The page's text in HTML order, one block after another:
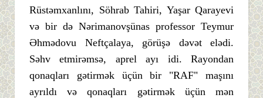
Rüstəmxanlını, Söhrab Tahiri, Yaşar Qarayevi
və bir də Nərimanovşünas professor Teymur
Əhmədovu Neftçalaya, görüşə dəvət elədi.
Səhv etmirəmsə, aprel ayı idi. Rayondan
qonaqları gətirmək üçün bir "RAF" maşını
ayrıldı və qonaqları gətirmək üçün mən